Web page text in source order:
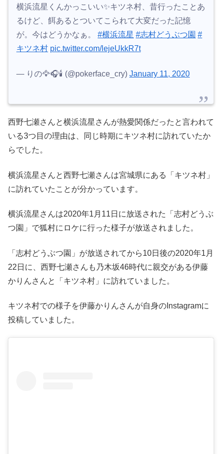
横浜流星くんかっこいい✨キツネ村、昔行ったことあ
るけど、餌あるとついてこられて大変だった記憶
が。今はどうかなぁ。 #横浜流星 #志村どうぶつ園 #
キツネ村 pic.twitter.com/lejeUkkR7t
— りの🦅🎧️🕯️ (@pokerface_cry) January 11, 2020
西野七瀬さんと横浜流星さんが熱愛関係だったと言われて
いる3つ目の理由は、同じ時期にキツネ村に訪れていたか
らでした。
横浜流星さんと西野七瀬さんは宮城県にある「キツネ村」
に訪れていたことが分かっています。
横浜流星さんは2020年1月11日に放送された「志村どうぶ
つ園」で狐村にロケに行った様子が放送されました。
「志村どうぶつ園」が放送されてから10日後の2020年1月
22日に、西野七瀬さんも乃木坂46時代に親交がある伊藤
かりんさんと「キツネ村」に訪れていました。
キツネ村での様子を伊藤かりんさんが自身のInstagramに
投稿していました。